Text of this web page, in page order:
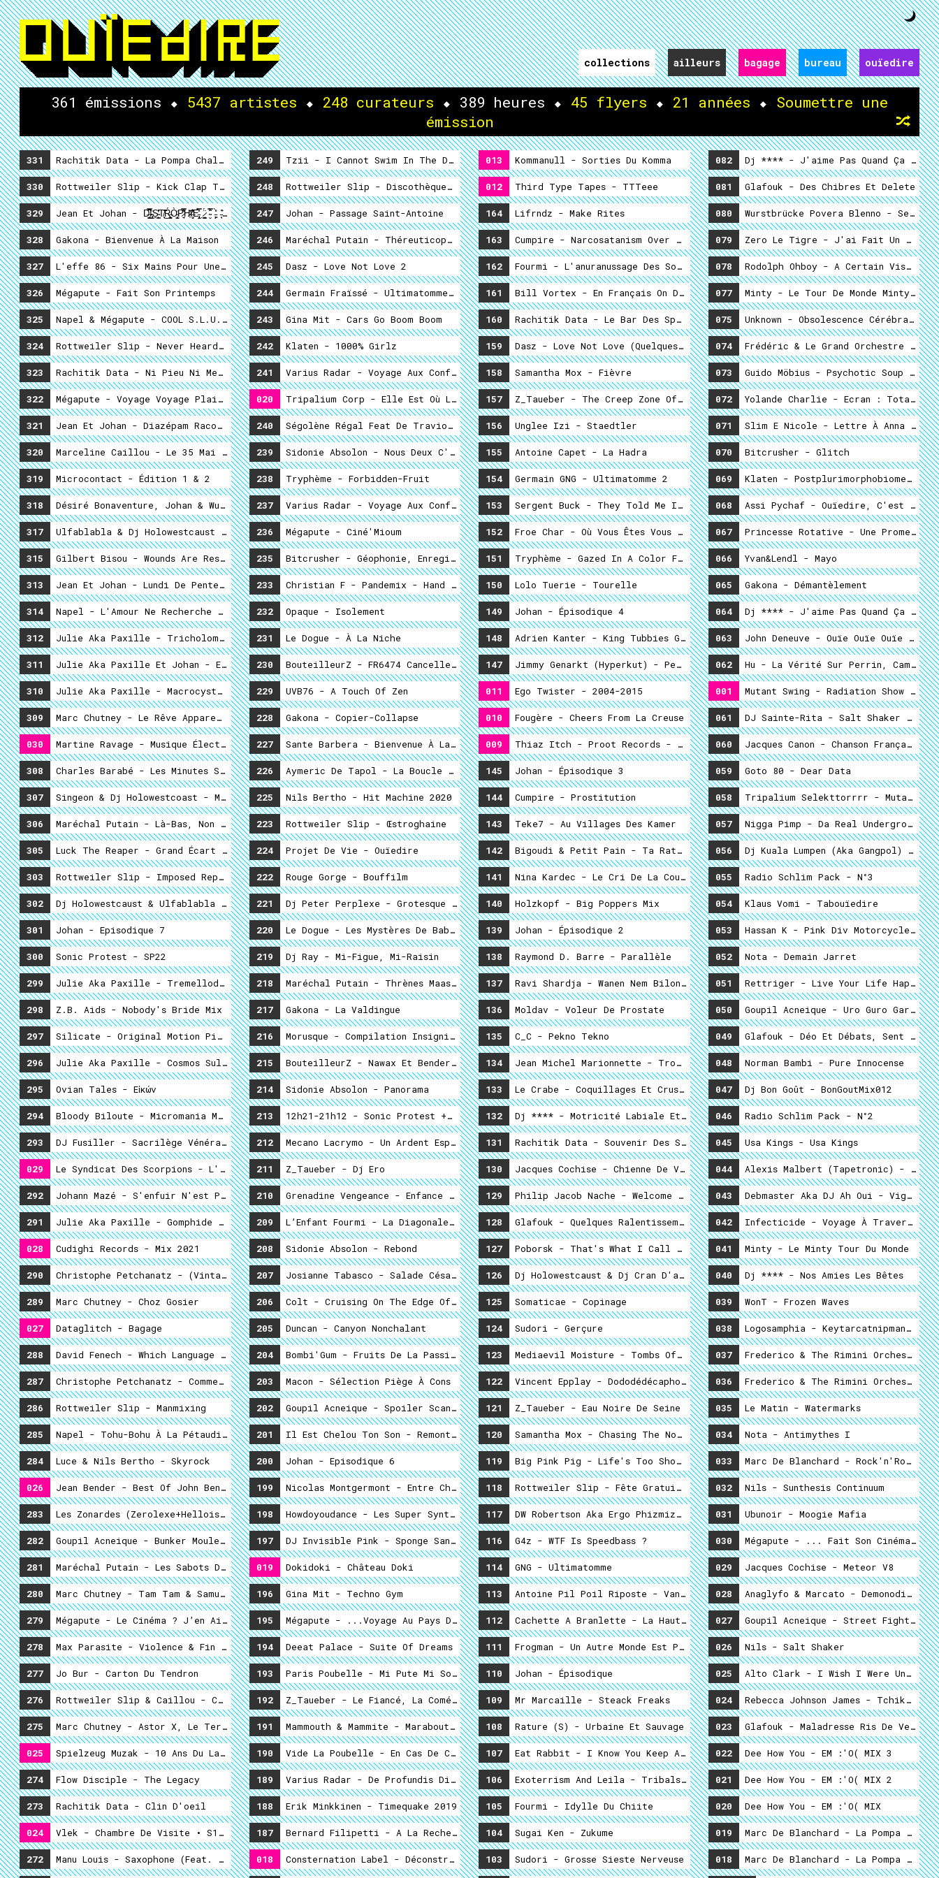
collections ailleurs bagage bureau ouïedire
361 émissions ⬥ 5437 artistes ⬥ 248 curateurs ⬥ 389 heures ⬥ 45 flyers ⬥ 21 années ⬥ Soumettre une
émission
331 Rachitik Data - La Pompa Chalor Vol 3
330 Rottweiler Slip - Kick Clap Tick Tap Bing Bong Shamalama Ding Dong
329 Jean Et Johan - D̶͈̺̺̿͆̑̚͜I̴̡̡̩͑͘S̴̙͇̣̔̊̾T̸̘̃̐̃͜Ŕ̶̼̺̻͕Ò̵̝͙̺̜͑P̷̱͔̋̿͋̕H̷̩̓̄I̶̧̮͛̒̽̄E̵̢̟̝̤̽̀̿ ̷̳̣̘͇̈́ ̴̮̿̂̈́̑ ̵͕̙͖̟̀̽ ̵̛̖͙̊͘R̵̗͐̆̇D̶̡͒̏̐̆G̸̡̯͓͑́͝ ̶̦̭͇̑̑ ̴̗̿ ̵͓̪̖̟͑̉
328 Gakona - Bienvenue À La Maison
327 L'effe 86 - Six Mains Pour Une Semaine De Vacances
326 Mégapute - Fait Son Printemps
325 Napel & Mégapute - COOL S.L.U.T.S.
324 Rottweiler Slip - Never Heard Of It
323 Rachitik Data - Ni Pieu Ni Meth
322 Mégapute - Voyage Voyage Plaisir
321 Jean Et Johan - Diazépam Racolage
320 Marceline Caillou - Le 35 Mai Tombe Un Jeudi
319 Microcontact - Édition 1 & 2
318 Désiré Bonaventure, Johan & Wurstbrücke Povera Blenno - Rencontre Impromptu, Un Samedi 26 Août
317 Ulfablabla & Dj Holowestcaust - Down Dawn
315 Gilbert Bisou - Wounds Are Restless
313 Jean Et Johan - Lundi De Pentecôte
314 Napel - L'Amour Ne Recherche Pas Son Propre Avantage
312 Julie Aka Paxille - Tricholome Savonneux
311 Julie Aka Paxille Et Johan - Exploration #1 - La Grotte
310 Julie Aka Paxille - Macrocystidie À Odeur De Concombre
309 Marc Chutney - Le Rêve Apparemment Fou
030 Martine Ravage - Musique Électronique Inaccoutumée
308 Charles Barabé - Les Minutes Se Comptent En Années
307 Singeon & Dj Holowestcoast - Méca Sucré
306 Maréchal Putain - Là-Bas, Non Loin De La Baie De Turlututu
305 Luck The Reaper - Grand Écart Quillé
303 Rottweiler Slip - Imposed Repulsive Dances
302 Dj Holowestcaust & Ulfablabla - And A One And A Two
301 Johan - Episodique 7
300 Sonic Protest - SP22
299 Julie Aka Paxille - Tremellodon Gélatineux
298 Z.B. Aids - Nobody's Bride Mix
297 Silicate - Original Motion Picture Soundtrack Saison 2
296 Julie Aka Paxille - Cosmos Sulfureux
295 Ovian Tales - Εἰκών
294 Bloody Biloute - Micromania Melancholia
293 DJ Fusiller - Sacrilège Vénération Vol. 6
029 Le Syndicat Des Scorpions - L'hypothèse Grise
292 Johann Mazé - S'enfuir N'est Pas S'en Foutre
291 Julie Aka Paxille - Gomphide Glutineux
028 Cudighi Records - Mix 2021
290 Christophe Petchanatz - (vintage) Oddities
289 Marc Chutney - Choz Gosier
027 Dataglitch - Bagage
288 David Fenech - Which Language Is It ?
287 Christophe Petchanatz - Comme Une Compilation Cassette
286 Rottweiler Slip - Manmixing
285 Napel - Tohu-Bohu À La Pétaudière
284 Luce & Nils Bertho - Skyrock
026 Jean Bender - Best Of John Bender
283 Les Zonardes (zerolexe+helloise) - Kidcore
282 Goupil Acneique - Bunker Moule Borgne
281 Maréchal Putain - Les Sabots Des Chevals Dans Le Goëmon
280 Marc Chutney - Tam Tam & Samuraïs
279 Mégapute - Le Cinéma ? J’en Ai Déjà Entendu Parler Quelque Part ...
278 Max Parasite - Violence & Fin De Partie
277 Jo Bur - Carton Du Tendron
276 Rottweiler Slip & Caillou - Chaque Oiseau A La Couleur De Son Cri
275 Marc Chutney - Astor X, Le Terrien Et Léa
025 Spielzeug Muzak - 10 Ans Du Label
274 Flow Disciple - The Legacy
273 Rachitik Data - Clin D'oeil
024 Vlek - Chambre De Visite • S1E3P2
272 Manu Louis - Saxophone (feat. Hector Arnau)
249 Tzii - I Cannot Swim In The Doubs
248 Rottweiler Slip - Discothèque François Mitterand
247 Johan - Passage Saint-Antoine
246 Maréchal Putain - Théreuticophonie
245 Dasz - Love Not Love 2
244 Germain Fraïssé - Ultimatomme 3
243 Gina Mit - Cars Go Boom Boom
242 Klaten - 1000% Girlz
241 Varius Radar - Voyage Aux Confins #2
020 Tripalium Corp - Elle Est Où L'after ?
240 Ségolène Régal Feat De Traviole - Monique Protest
239 Sidonie Absolon - Nous Deux C'est Champion
238 Tryphème - Forbidden-Fruit
237 Varius Radar - Voyage Aux Confins #1
236 Mégapute - Ciné'Mioum
235 Bitcrusher - Géophonie, Enregistrements Sonores & Field Recording
233 Christian F - Pandemix - Hand Sanitizer Fire Challenge & Other Amusements
232 Opaque - Isolement
231 Le Dogue - À La Niche
230 BouteilleurZ - FR6474 Cancelled Flight
229 UVB76 - A Touch Of Zen
228 Gakona - Copier-Collapse
227 Sante Barbera - Bienvenue À La Maison
226 Aymeric De Tapol - La Boucle Vol.1
225 Nils Bertho - Hit Machine 2020
223 Rottweiler Slip - Œstroghaine
224 Projet De Vie - Ouïedire
222 Rouge Gorge - Bouffilm
221 Dj Peter Perplexe - Grotesque Mixtape
220 Le Dogue - Les Mystères De Babini
219 Dj Ray - Mi-Figue, Mi-Raisin
218 Maréchal Putain - Thrènes Maastrichtiens & Pach-Pis Daniens
217 Gakona - La Valdingue
216 Morusque - Compilation Insignificatogène
215 BouteilleurZ - Nawax Et Bender Divaguent Face Au Mur
214 Sidonie Absolon - Panorama
213 12h21-21h12 - Sonic Protest + Collectif Coax + Instants Chavirés
212 Mecano Lacrymo - Un Ardent Espoir
211 Z_Taueber - Dj Ero
210 Grenadine Vengeance - Enfance Vermifugée
209 L’Enfant Fourmi - La Diagonale Du Speed, Ou Ce Qu’il En Reste
208 Sidonie Absolon - Rebond
207 Josianne Tabasco - Salade Césarienne
206 Colt - Cruising On The Edge Of Hell
205 Duncan - Canyon Nonchalant
204 Bombi'Gum - Fruits De La Passion, Raisins De La Colère
203 Macon - Sélection Piège À Cons
202 Goupil Acneique - Spoiler Scanner
201 Il Est Chelou Ton Son - Remontées D'after
200 Johan - Episodique 6
199 Nicolas Montgermont - Entre Chiens Et Louves
198 Howdoyoudance - Les Super Synthétiseurs
197 DJ Invisible Pink - Sponge Sandwich Artist Mix
019 Dokidoki - Château Doki
196 Gina Mit - Techno Gym
195 Mégapute - ...voyage Au Pays De Kino
194 Deeat Palace - Suite Of Dreams
193 Paris Poubelle - Mi Pute Mi Soumise
192 Z_Taueber - Le Fiancé, La Comédienne Et Le Maquereau
191 Mammouth & Mammite - Marabout Reconnu Sérieux : Les Resultats Dependent Des Individus
190 Vide La Poubelle - En Cas De Collision, Le Choc Est Riche En Arômes.
189 Varius Radar - De Profundis Discothecus
188 Erik Minkkinen - Timequake 2019
187 Bernard Filipetti - A La Recherche Du Son....
018 Consternation Label - Déconstruction
013 Kommanull - Sorties Du Komma
012 Third Type Tapes - TTTeee
164 Lifrndz - Make Rites
163 Cumpire - Narcosatanism Over Paris
162 Fourmi - L'anuranussage Des Solidos
161 Bill Vortex - En Français On Dit On Guinche
160 Rachitik Data - Le Bar Des Spores
159 Dasz - Love Not Love (quelques Chansons D'amour De Notre Époque)
158 Samantha Mox - Fièvre
157 Z_Taueber - The Creep Zone Of My Bhead
156 Unglee Izi - Staedtler
155 Antoine Capet - La Hadra
154 Germain GNG - Ultimatomme 2
153 Sergent Buck - They Told Me In Business School It Would Be Easy
152 Froe Char - Où Vous Êtes Vous Perdus ?
151 Tryphème - Gazed In A Color Fog
150 Lolo Tuerie - Tourelle
149 Johan - Épisodique 4
148 Adrien Kanter - King Tubbies Guili-Guili
147 Jimmy Genarkt (Hyperkut) - Peperkoek Zo
011 Ego Twister - 2004-2015
010 Fougère - Cheers From La Creuse
009 Thiaz Itch - Proot Records - Proot Mixcomp#1
145 Johan - Épisodique 3
144 Cumpire - Prostitution
143 Teke7 - Au Villages Des Kamer
142 Bigoudi & Petit Pain - Ta Rate & Ton Gaubert
141 Nina Kardec - Le Cri De La Courgette
140 Holzkopf - Big Poppers Mix
139 Johan - Épisodique 2
138 Raymond D. Barre - Parallèle
137 Ravi Shardja - Wanen Nem Bilong Yu ?
136 Moldav - Voleur De Prostate
135 C_C - Pekno Tekno
134 Jean Michel Marionnette - Tropique (Sainte Aise) FM
133 Le Crabe - Coquillages Et Crustacés
132 Dj **** - Motricité Labiale Et Psychophonétique Articulatoire
131 Rachitik Data - Souvenir Des Séquelles
130 Jacques Cochise - Chienne De Vie Je T'aime
129 Philip Jacob Nache - Welcome To The Chibros Club
128 Glafouk - Quelques Ralentissements À Prévoir D'après Zombie Futé...
127 Poborsk - That's What I Call Sweet Music
126 Dj Holowestcaust & Dj Cran D'arrêt - Tango & Jack Converter (Viol
125 Somaticae - Copinage
124 Sudori - Gerçure
123 Mediaevil Moisture - Tombs Of The Blind Dead
122 Vincent Epplay - Dododédécaphonie A La Française
121 Z_Taueber - Eau Noire De Seine
120 Samantha Mox - Chasing The Nothing (almost There)
119 Big Pink Pig - Life's Too Short ! Let's Listen To Some Lengthy Versions
118 Rottweiler Slip - Fête Gratuite
117 DW Robertson Aka Ergo Phizmiz - The Royal Danish Mix
116 G4z - WTF Is Speedbass ?
114 GNG - Ultimatomme
113 Antoine Pil Poil Riposte - Vandal D'Antan
112 Cachette A Branlette - La Haut Dans Le Sanctuaire
111 Frogman - Un Autre Monde Est Possible
110 Johan - Épisodique
109 Mr Marcaille - Steack Freaks
108 Rature (s) - Urbaine Et Sauvage
107 Eat Rabbit - I Know You Keep A Stash Under Your SCT
106 Exoterrism And Leila - Tribalspacequest To Psychic Genocide
105 Fourmi - Idylle Du Chiite
104 Sugai Ken - Zukume
103 Sudori - Grosse Sieste Nerveuse
082 Dj **** - J'aime Pas Quand Ça
081 Glafouk - Des Chibres Et Delete
080 Wurstbrücke Povera Blenno - Seul
079 Zero Le Tigre - J'ai Fait Un
078 Rodolph Ohboy - A Certain Vision
077 Minty - Le Tour De Monde Minty 2
075 Unknown - Obsolescence Cérébrale
074 Frédéric & Le Grand Orchestre De
073 Guido Möbius - Psychotic Soup
072 Yolande Charlie - Ecran : Total
071 Slim E Nicole - Lettre À Anna
070 Bitcrusher - Glitch
069 Klaten -
068 Assi Pychaf - Ouïedire, C'est Pas
067 Princesse Rotative - Une Promenade
066 Yvan&Lendl - Mayo
065 Gakona - Démantèlement
064 Dj **** - J'aime Pas Quand Ça
063 John Deneuve - Ouïe Ouïe Ouïe Dire
062 Hu - La Vérité Sur Perrin,
001 Mutant Swing - Radiation Show With
061 DJ Sainte-Rita - Salt Shaker II
060 Jacques Canon - Chanson Française
059 Goto 80 - Dear Data
058 Tripalium Selekttorrrr - Mutant
057 Nigga Pimp - Da Real
056 Dj Kuala
055 Radio Schlim Pack - N°3
054 Klaus Vomi - Tabouïedire
053 Hassan K - Pink Div Motorcycle Club
052 Nota - Demain Jarret
051 Rettriger - Live Your Life Happy
050 Goupil Acneique - Uro Guro Garrot
049 Glafouk - Déo Et Débats, Sent
048 Norman Bambi - Pure Innocense
047 Dj Bon Goût - BonGoutMix012
046 Radio Schlim Pack - N°2
045 Usa Kings - Usa Kings
044 Alexis Malbert (Tapetronic) - Le
043 Debmaster Aka DJ Ah Oui -
042 Infecticide - Voyage À Travers Le
041 Minty - Le Minty Tour Du Monde
040 Dj **** - Nos Amies Les Bêtes
039 WonT - Frozen Waves
038 Logosamphia - Keytarcatnipmanmix
037
036
035 Le Matin - Watermarks
034 Nota - Antimythes I
033 Marc De Blanchard - Rock'n'Roll
032 Nils - Sunthesis Continuum
031 Ubunoir - Moogie Mafia
030 Mégapute - ... Fait Son Cinéma !
029 Jacques Cochise - Meteor V8
028 Anaglyfo & Marcato -
027 Goupil Acneique - Street Fighters
026 Nils - Salt Shaker
025 Alto Clark - I Wish I Were
024 Rebecca Johnson James -
023 Glafouk - Maladresse Ris De Veau
022 Dee How You - EM :'O( MIX 3
021 Dee How You - EM :'O( MIX 2
020 Dee How You - EM :'O( MIX
019 Marc De Blanchard - La Pompa
018 Marc De Blanchard - La Pompa